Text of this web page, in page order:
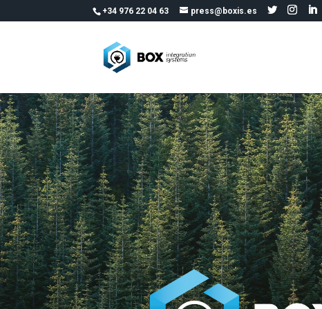
+34 976 22 04 63 press@boxis.es